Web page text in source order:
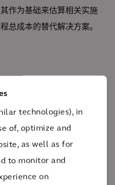
technologies), in
of, optimize and
as well as for
to monitor and
on
作为基础来估算相关实施
总成本的替代解决方案。